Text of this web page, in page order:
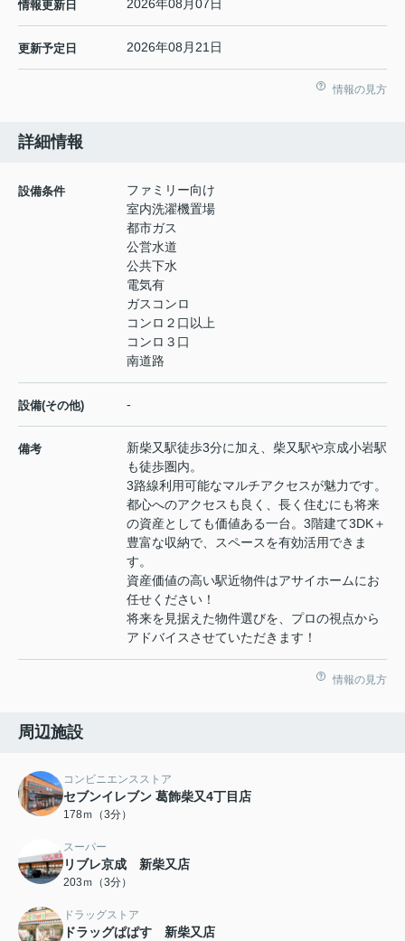
情報更新日 2026年08月07日
更新予定日 2026年08月21日
情報の見方
詳細情報
設備条件
ファミリー向け
室内洗濯機置場
都市ガス
公営水道
公共下水
電気有
ガスコンロ
コンロ２口以上
コンロ３口
南道路
設備(その他) -
備考
新柴又駅徒歩3分に加え、柴又駅や京成小岩駅
も徒歩圏内。
3路線利用可能なマルチアクセスが魅力です。
都心へのアクセスも良く、長く住むにも将来
の資産としても価値ある一台。3階建て3DK＋
豊富な収納で、スペースを有効活用できま
す。
資産価値の高い駅近物件はアサイホームにお
任せください！
将来を見据えた物件選びを、プロの視点から
アドバイスさせていただきます！
情報の見方
周辺施設
コンビニエンスストア
セブンイレブン 葛飾柴又4丁目店
178ｍ（3分）
スーパー
リブレ京成 新柴又店
203ｍ（3分）
ドラッグストア
ドラッグぱぱす 新柴又店